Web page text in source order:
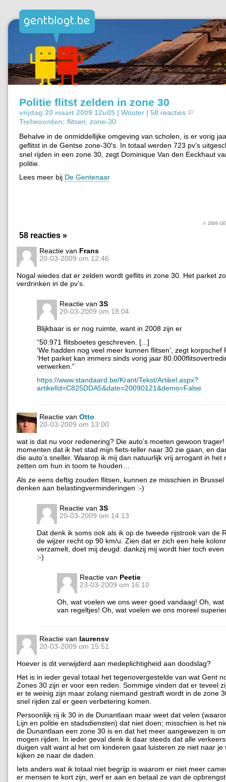
Politie flitst zelden in zone 30
vrijdag 20 maart 2009 12u05 | Wouter | 58 reacties
Trefwoorden: flitsen zone-30
Behalve in de onmiddellijke omgeving van scholen, is er vorig
geflitst in de Gentse zone-30′s. In totaal werden 723 pv’s
snel rijden in een zone 30, zegt Dominique Van den Eeckhaut
politie.
Lees meer bij De Gentenaar
© 2009
58 reacties »
Reactie van Frans
20-03-2009 om 12:46
Nogal wiedes dat er zelden wordt geflits in zone 30. Het parket
verdrinken in de pv’s.
Reactie van 3S
20-03-2009 om 18:04
Blijkbaar is er nog ruimte, want in 2008 zijn er
“50.971 flitsboetes geschreven. [...]
‘We hadden nog veel meer kunnen flitsen’, zegt korpschef
‘Het parket kan immers sinds vorig jaar
verwerken.”
https://www.standaard.be/Krant/Tekst/Artikel.aspx?
artikelId=C825DDA5&date=20090121&demo=False
Reactie van Otto
20-03-2009 om 13:00
wat is dat nu voor redenering? Die auto’s moeten gewoon
momenten dat ik het stad mijn fiets-teller naar 30 zie gaan, en
die auto’s sneller. Waarop ik mij dan natuurlijk vrij arrogant in het
zetten om hun in toom te houden…
Als ze eens deftig zouden flitsen, kunnen ze misschien in
denken aan belastingverminderingen :-)
Reactie van 3S
20-03-2009 om 14:13
Dat denk ik soms ook als ik op de tweede rijstrook van de
de wijzer recht op 90 km/u. Zien dat er zich een hele
verzamelt, doet mij deugd: dankzij mij wordt hier toch
:-)
Reactie van Peetie
23-03-2009 om 16:10
Oh, wat voelen we ons weer goed vandaag! Oh,
van regeltjes! Oh, wat voelen we ons moreel
Reactie van laurensv
20-03-2009 om 15:51
Hoever is dit verwijderd aan medeplichtigheid aan doodslag?
Het is in ieder geval totaal het tegenovergestelde van wat Gent
Zones 30 zijn er voor een reden. Sommige vinden dat er teveel
er te weinig zijn maar zolang niemand gestraft wordt in de zone
snel rijden zal er geen verbetering komen.
Persoonlijk rij ik 30 in de Dunantlaan maar weet dat velen
Lijn en politie en stadsdiensten) dat niet doen; misschien is het
de Dunantlaan een zone 30 is en dat het meer aangewezen is
mogen rijden. In ieder geval denk ik daar steeds dat alle
duigen valt want al het om kinderen gaat luisteren ze niet naar je
kijken ze naar de daden.
Iets anders wat ik totaal niet begrijp is waarom er niet meer
er mensen te kort zijn, werf er aan en betaal ze van de